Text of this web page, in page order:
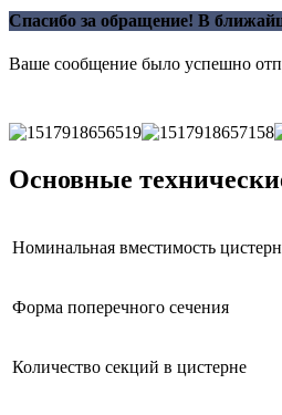
Спасибо за обращение! В
Ваше сообщение было успешно
Основные
Номинальная вместимость
Форма поперечного сечения
Количество секций в цистерне